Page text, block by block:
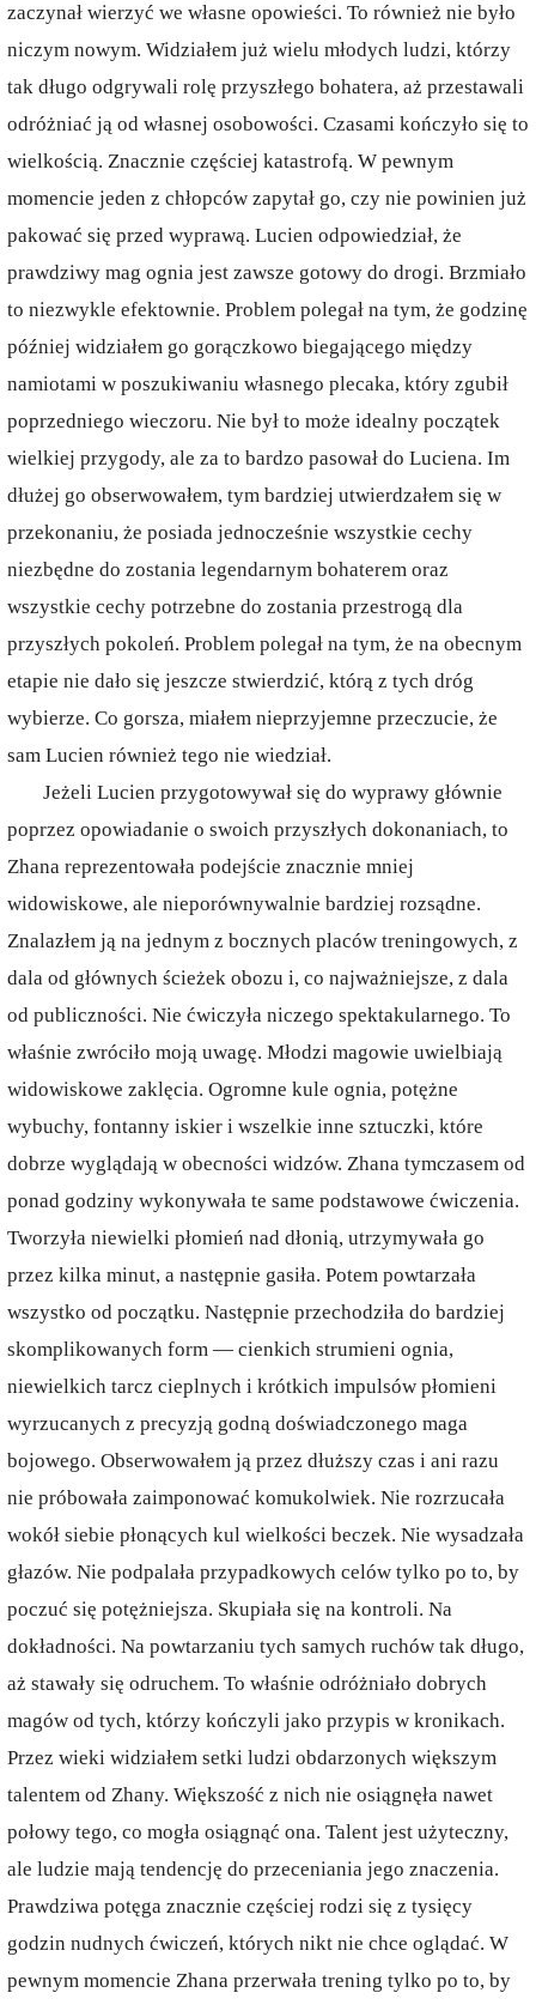
zaczynał wierzyć we własne opowieści. To również nie było
niczym nowym. Widziałem już wielu młodych ludzi, którzy
tak długo odgrywali rolę przyszłego bohatera, aż przestawali
odróżniać ją od własnej osobowości. Czasami kończyło się to
wielkością. Znacznie częściej katastrofą. W pewnym
momencie jeden z chłopców zapytał go, czy nie powinien już
pakować się przed wyprawą. Lucien odpowiedział, że
prawdziwy mag ognia jest zawsze gotowy do drogi. Brzmiało
to niezwykle efektownie. Problem polegał na tym, że godzinę
później widziałem go gorączkowo biegającego między
namiotami w poszukiwaniu własnego plecaka, który zgubił
poprzedniego wieczoru. Nie był to może idealny początek
wielkiej przygody, ale za to bardzo pasował do Luciena. Im
dłużej go obserwowałem, tym bardziej utwierdzałem się w
przekonaniu, że posiada jednocześnie wszystkie cechy
niezbędne do zostania legendarnym bohaterem oraz
wszystkie cechy potrzebne do zostania przestrogą dla
przyszłych pokoleń. Problem polegał na tym, że na obecnym
etapie nie dało się jeszcze stwierdzić, którą z tych dróg
wybierze. Co gorsza, miałem nieprzyjemne przeczucie, że
sam Lucien również tego nie wiedział.
Jeżeli Lucien przygotowywał się do wyprawy głównie
poprzez opowiadanie o swoich przyszłych dokonaniach, to
Zhana reprezentowała podejście znacznie mniej
widowiskowe, ale nieporównywalnie bardziej rozsądne.
Znalazłem ją na jednym z bocznych placów treningowych, z
dala od głównych ścieżek obozu i, co najważniejsze, z dala
od publiczności. Nie ćwiczyła niczego spektakularnego. To
właśnie zwróciło moją uwagę. Młodzi magowie uwielbiają
widowiskowe zaklęcia. Ogromne kule ognia, potężne
wybuchy, fontanny iskier i wszelkie inne sztuczki, które
dobrze wyglądają w obecności widzów. Zhana tymczasem od
ponad godziny wykonywała te same podstawowe ćwiczenia.
Tworzyła niewielki płomień nad dłonią, utrzymywała go
przez kilka minut, a następnie gasiła. Potem powtarzała
wszystko od początku. Następnie przechodziła do bardziej
skomplikowanych form — cienkich strumieni ognia,
niewielkich tarcz cieplnych i krótkich impulsów płomieni
wyrzucanych z precyzją godną doświadczonego maga
bojowego. Obserwowałem ją przez dłuższy czas i ani razu
nie próbowała zaimponować komukolwiek. Nie rozrzucała
wokół siebie płonących kul wielkości beczek. Nie wysadzała
głazów. Nie podpalała przypadkowych celów tylko po to, by
poczuć się potężniejsza. Skupiała się na kontroli. Na
dokładności. Na powtarzaniu tych samych ruchów tak długo,
aż stawały się odruchem. To właśnie odróżniało dobrych
magów od tych, którzy kończyli jako przypis w kronikach.
Przez wieki widziałem setki ludzi obdarzonych większym
talentem od Zhany. Większość z nich nie osiągnęła nawet
połowy tego, co mogła osiągnąć ona. Talent jest użyteczny,
ale ludzie mają tendencję do przeceniania jego znaczenia.
Prawdziwa potęga znacznie częściej rodzi się z tysięcy
godzin nudnych ćwiczeń, których nikt nie chce oglądać. W
pewnym momencie Zhana przerwała trening tylko po to, by